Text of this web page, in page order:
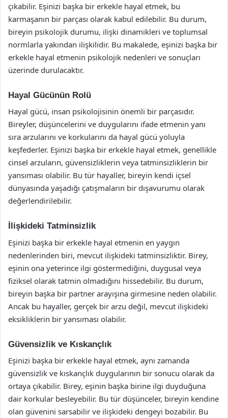
çıkabilir. Eşinizi başka bir erkekle hayal etmek, bu
karmaşanın bir parçası olarak kabul edilebilir. Bu durum,
bireyin psikolojik durumu, ilişki dinamikleri ve toplumsal
normlarla yakından ilişkilidir. Bu makalede, eşinizi başka bir
erkekle hayal etmenin psikolojik nedenleri ve sonuçları
üzerinde durulacaktır.
Hayal Gücünün Rolü
Hayal gücü, insan psikolojisinin önemli bir parçasıdır.
Bireyler, düşüncelerini ve duygularını ifade etmenin yanı
sıra arzularını ve korkularını da hayal gücü yoluyla
keşfederler. Eşinizi başka bir erkekle hayal etmek, genellikle
cinsel arzuların, güvensizliklerin veya tatminsizliklerin bir
yansıması olabilir. Bu tür hayaller, bireyin kendi içsel
dünyasında yaşadığı çatışmaların bir dışavurumu olarak
değerlendirilebilir.
İlişkideki Tatminsizlik
Eşinizi başka bir erkekle hayal etmenin en yaygın
nedenlerinden biri, mevcut ilişkideki tatminsizliktir. Birey,
eşinin ona yeterince ilgi göstermediğini, duygusal veya
fiziksel olarak tatmin olmadığını hissedebilir. Bu durum,
bireyin başka bir partner arayışına girmesine neden olabilir.
Ancak bu hayaller, gerçek bir arzu değil, mevcut ilişkideki
eksikliklerin bir yansıması olabilir.
Güvensizlik ve Kıskançlık
Eşinizi başka bir erkekle hayal etmek, aynı zamanda
güvensizlik ve kıskançlık duygularının bir sonucu olarak da
ortaya çıkabilir. Birey, eşinin başka birine ilgi duyduğuna
dair korkular besleyebilir. Bu tür düşünceler, bireyin kendine
olan güvenini sarsabilir ve ilişkideki dengeyi bozabilir. Bu